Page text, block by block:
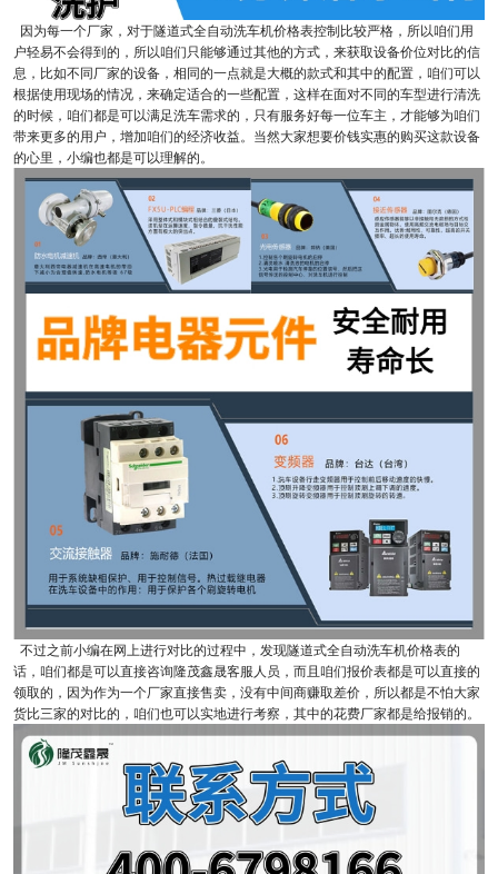
因为每一个厂家，对于隧道式全自动洗车机价格表控制比较严格，所以咱们用
户轻易不会得到的，所以咱们只能够通过其他的方式，来获取设备价位对比的信
息，比如不同厂家的设备，相同的一点就是大概的款式和其中的配置，咱们可以
根据使用现场的情况，来确定适合的一些配置，这样在面对不同的车型进行清洗
的时候，咱们都是可以满足洗车需求的，只有服务好每一位车主，才能够为咱们
带来更多的用户，增加咱们的经济收益。当然大家想要价钱实惠的购买这款设备
的心里，小编也都是可以理解的。
不过之前小编在网上进行对比的过程中，发现隧道式全自动洗车机价格表的
话，咱们都是可以直接咨询隆茂鑫晟客服人员，而且咱们报价表都是可以直接的
领取的，因为作为一个厂家直接售卖，没有中间商赚取差价，所以都是不怕大家
货比三家的对比的，咱们也可以实地进行考察，其中的花费厂家都是给报销的。